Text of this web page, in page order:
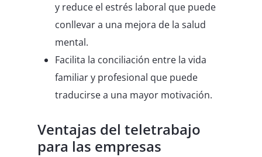
y reduce el estrés laboral que puede
conllevar a una mejora de la salud
mental.
Facilita la conciliación entre la vida
familiar y profesional que puede
traducirse a una mayor motivación.
Ventajas del teletrabajo
para las empresas